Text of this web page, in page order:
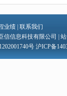
业绩 联系我们
信信息科技有限公司
号 沪ICP备